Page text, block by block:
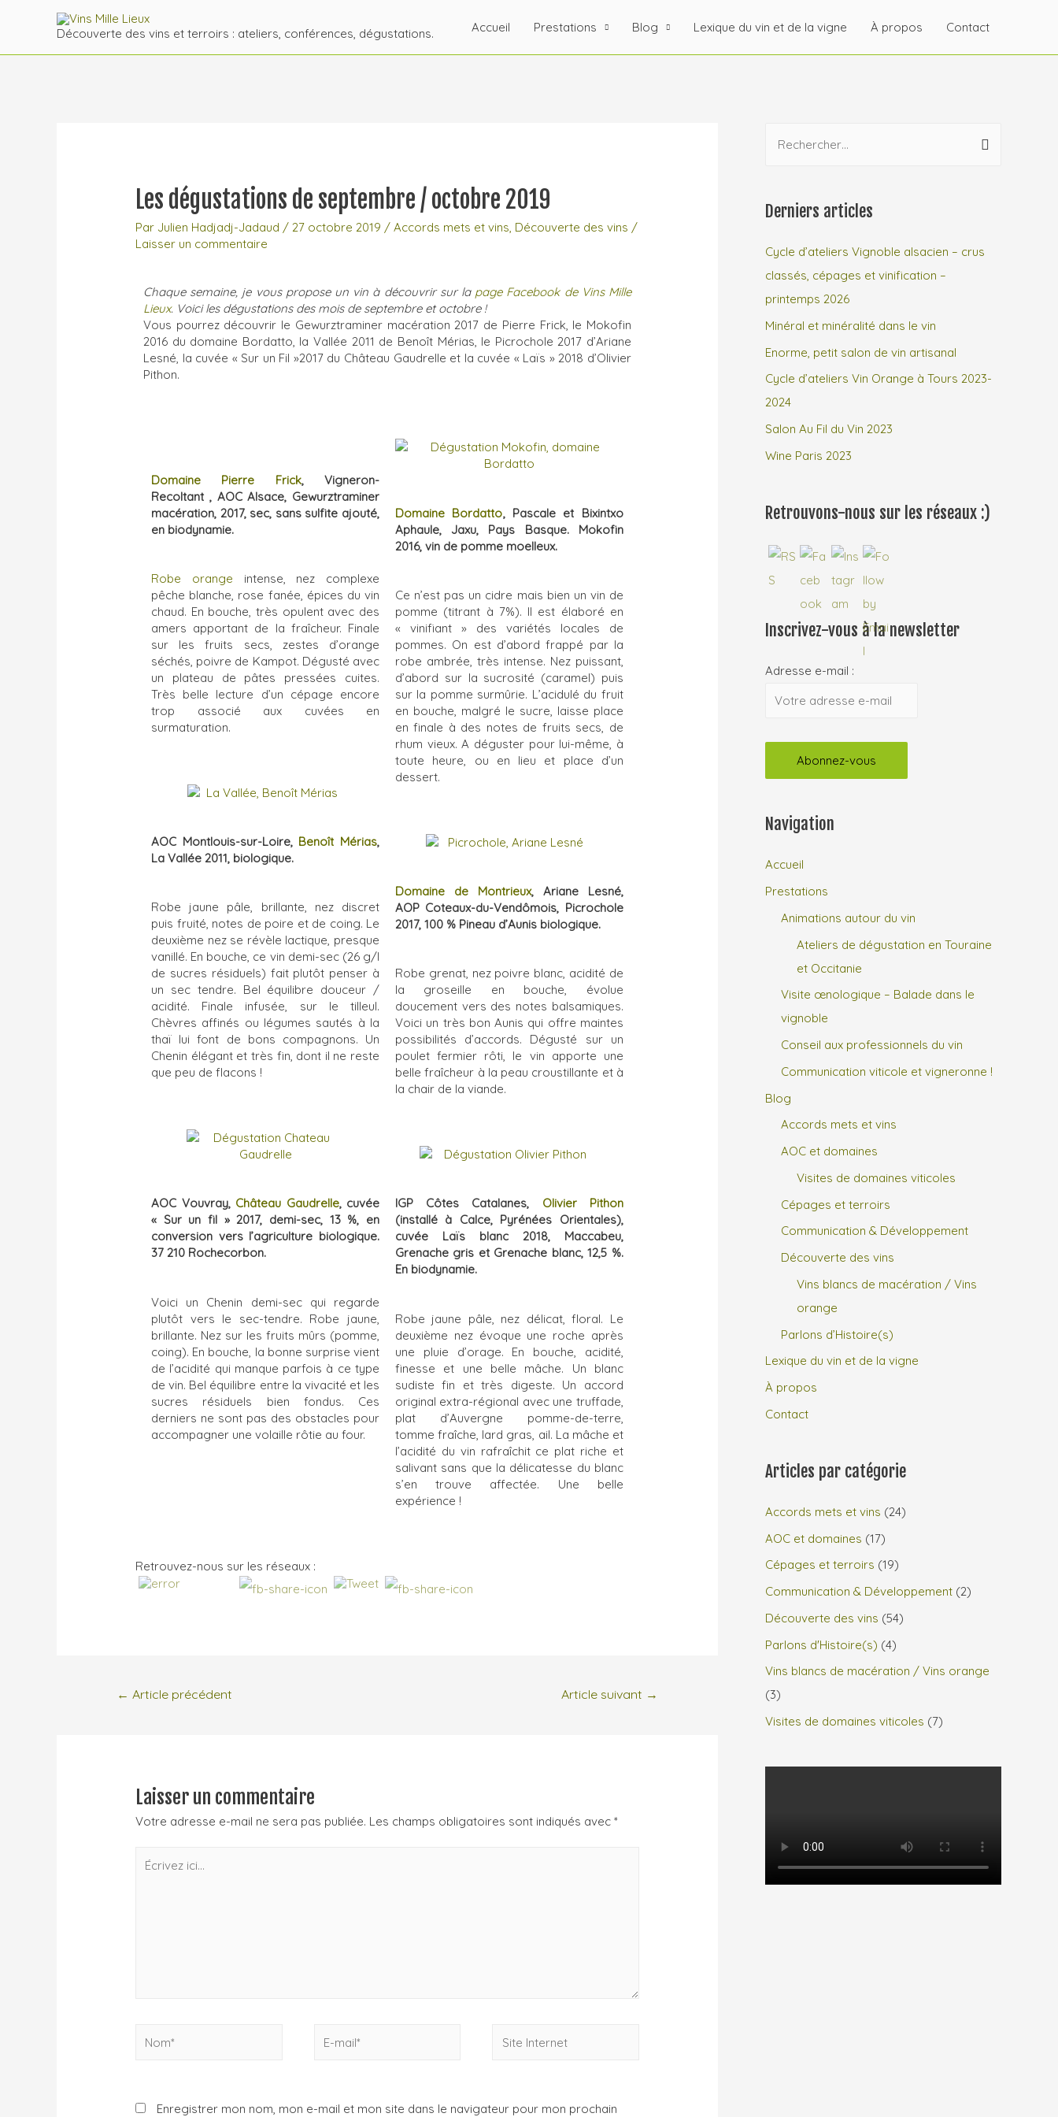
Découverte des vins et terroirs : ateliers, conférences, dégustations. Accueil Prestations Blog Lexique du vin et de la vigne À propos Contact
Les dégustations de septembre / octobre 2019
Par Julien Hadjadj-Jadaud /27 octobre 2019 /Accords mets et vins, Découverte des vins /
Laisser un commentaire
Chaque semaine, je vous propose un vin à découvrir sur la page Facebook de Vins Mille
Lieux. Voici les dégustations des mois de septembre et octobre !
Vous pourrez découvrir le Gewurztraminer macération 2017 de Pierre Frick, le Mokofin
2016 du domaine Bordatto, la Vallée 2011 de Benoît Mérias, le Picrochole 2017 d’Ariane
Lesné, la cuvée « Sur un Fil »2017 du Château Gaudrelle et la cuvée « Laïs » 2018 d’Olivier
Pithon.
Domaine Pierre Frick, Vigneron-
Recoltant , AOC Alsace, Gewurztraminer
macération, 2017, sec, sans sulfite ajouté,
en biodynamie.
Robe orange intense, nez complexe
pêche blanche, rose fanée, épices du vin
chaud. En bouche, très opulent avec des
amers apportant de la fraîcheur. Finale
sur les fruits secs, zestes d’orange
séchés, poivre de Kampot. Dégusté avec
un plateau de pâtes pressées cuites.
Très belle lecture d’un cépage encore
trop associé aux cuvées en
surmaturation.
AOC Montlouis-sur-Loire, Benoît Mérias,
La Vallée 2011, biologique.
Robe jaune pâle, brillante, nez discret
puis fruité, notes de poire et de coing. Le
deuxième nez se révèle lactique, presque
vanillé. En bouche, ce vin demi-sec (26 g/l
de sucres résiduels) fait plutôt penser à
un sec tendre. Bel équilibre douceur /
acidité. Finale infusée, sur le tilleul.
Chèvres affinés ou légumes sautés à la
thaï lui font de bons compagnons. Un
Chenin élégant et très fin, dont il ne reste
que peu de flacons !
AOC Vouvray, Château Gaudrelle, cuvée
« Sur un fil » 2017, demi-sec, 13 %, en
conversion vers l’agriculture biologique.
37 210 Rochecorbon.
Voici un Chenin demi-sec qui regarde
plutôt vers le sec-tendre. Robe jaune,
brillante. Nez sur les fruits mûrs (pomme,
coing). En bouche, la bonne surprise vient
de l’acidité qui manque parfois à ce type
de vin. Bel équilibre entre la vivacité et les
sucres résiduels bien fondus. Ces
derniers ne sont pas des obstacles pour
accompagner une volaille rôtie au four.
Domaine Bordatto, Pascale et Bixintxo
Aphaule, Jaxu, Pays Basque. Mokofin
2016, vin de pomme moelleux.
Ce n’est pas un cidre mais bien un vin de
pomme (titrant à 7%). Il est élaboré en
« vinifiant » des variétés locales de
pommes. On est d’abord frappé par la
robe ambrée, très intense. Nez puissant,
d’abord sur la sucrosité (caramel) puis
sur la pomme surmûrie. L’acidulé du fruit
en bouche, malgré le sucre, laisse place
en finale à des notes de fruits secs, de
rhum vieux. A déguster pour lui-même, à
toute heure, ou en lieu et place d’un
dessert.
Domaine de Montrieux, Ariane Lesné,
AOP Coteaux-du-Vendômois, Picrochole
2017, 100 % Pineau d’Aunis biologique.
Robe grenat, nez poivre blanc, acidité de
la groseille en bouche, évolue
doucement vers des notes balsamiques.
Voici un très bon Aunis qui offre maintes
possibilités d’accords. Dégusté sur un
poulet fermier rôti, le vin apporte une
belle fraîcheur à la peau croustillante et à
la chair de la viande.
IGP Côtes Catalanes, Olivier Pithon
(installé à Calce, Pyrénées Orientales),
cuvée Laïs blanc 2018, Maccabeu,
Grenache gris et Grenache blanc, 12,5 %.
En biodynamie.
Robe jaune pâle, nez délicat, floral. Le
deuxième nez évoque une roche après
une pluie d’orage. En bouche, acidité,
finesse et une belle mâche. Un blanc
sudiste fin et très digeste. Un accord
original extra-régional avec une truffade,
plat d’Auvergne pomme-de-terre,
tomme fraîche, lard gras, ail. La mâche et
l’acidité du vin rafraîchit ce plat riche et
salivant sans que la délicatesse du blanc
s’en trouve affectée. Une belle
expérience !
Retrouvez-nous sur les réseaux :
← Article précédent Article suivant →
Laisser un commentaire
Votre adresse e-mail ne sera pas publiée. Les champs obligatoires sont indiqués avec*
Enregistrer mon nom, mon e-mail et mon site dans le navigateur pour mon prochain
Derniers articles
Cycle d’ateliers Vignoble alsacien – crus
classés, cépages et vinification –
printemps 2026
Minéral et minéralité dans le vin
Enorme, petit salon de vin artisanal
Cycle d’ateliers Vin Orange à Tours 2023-
2024
Salon Au Fil du Vin 2023
Wine Paris 2023
Retrouvons-nous sur les réseaux :)
Inscrivez-vous à la newsletter
Adresse e-mail :
Navigation
Accueil
Prestations
Animations autour du vin
Ateliers de dégustation en Touraine
et Occitanie
Visite œnologique – Balade dans le
vignoble
Conseil aux professionnels du vin
Communication viticole et vigneronne !
Blog
Accords mets et vins
AOC et domaines
Visites de domaines viticoles
Cépages et terroirs
Communication & Développement
Découverte des vins
Vins blancs de macération / Vins
orange
Parlons d’Histoire(s)
Lexique du vin et de la vigne
À propos
Contact
Articles par catégorie
Accords mets et vins (24)
AOC et domaines (17)
Cépages et terroirs (19)
Communication & Développement (2)
Découverte des vins (54)
Parlons d'Histoire(s) (4)
Vins blancs de macération / Vins orange
(3)
Visites de domaines viticoles (7)